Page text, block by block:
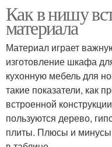
Как в нишу
материала
Материал играет
изготовление шкафа
кухонную мебель для
такие показатели, как
встроенной
пользуются дерево,
плиты. Плюсы и